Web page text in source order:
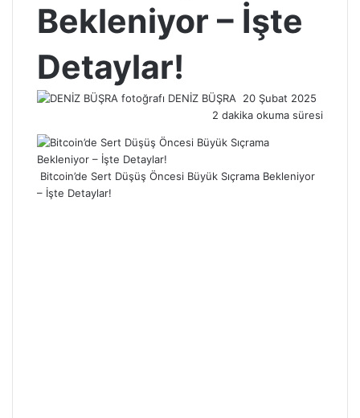
Bekleniyor – İşte
Detaylar!
DENİZ BÜŞRA
Bir
e-
göndermek
20 Şubat 2025
2 dakika okuma süresi
Bitcoin’de Sert Düşüş Öncesi Büyük Sıçrama Bekleniyor
– İşte Detaylar!